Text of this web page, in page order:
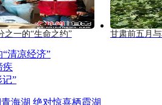
之一的“生命之约” 甘肃前五月
清凉经济”
疾
”
海湖 绝对惊喜栖霞湖